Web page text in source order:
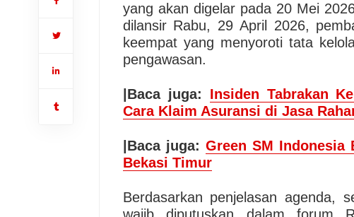
yang akan digelar pada 20 Mei
dilansir Rabu, 29 April 2026,
keempat yang menyoroti tata
pengawasan.
|Baca juga: Insiden Tabrakan
Cara Klaim Asuransi di Jasa
|Baca juga:Green SM Indonesia
Bekasi Timur
Berdasarkan penjelasan agenda,